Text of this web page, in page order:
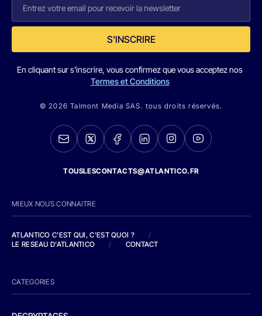
S'INSCRIRE
En cliquant sur s'inscrire, vous confirmez que vous acceptez nos
Termes et Conditions
© 2026 Talmont Media SAS. tous droits réservés.
TOUSLESCONTACTS@ATLANTICO.FR
MIEUX NOUS CONNAITRE
ATLANTICO C'EST QUI, C'EST QUOI ?
/
LE RESEAU D'ATLANTICO
/ CONTACT
CATEGORIES